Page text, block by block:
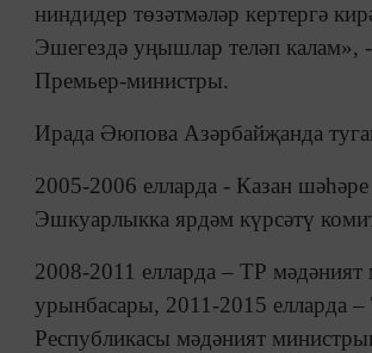
ниндидер төзәтмәләр кертергә
Эшегездә уңышлар теләп калам»,
Премьер-министры.
Ирада Әюпова Азәрбайҗанда
2005-2006 елларда - Казан шәһәре
Эшкуарлыкка ярдәм күрсәтү
2008-2011 елларда – ТР
урынбасары, 2011-2015 елларда –
Республикасы мәдәният